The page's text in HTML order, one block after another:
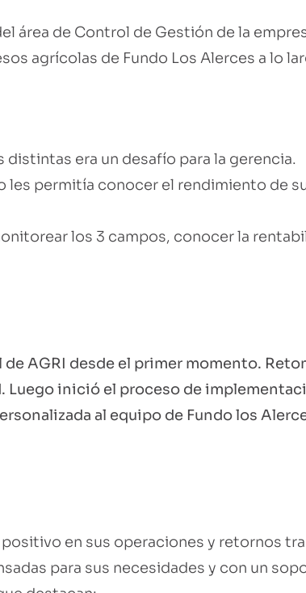
área de Control de Gestión de la
agrícolas de Fundo Los Alerces a lo
era un desafío para la gerencia.
les permitía conocer el rendimiento de
los 3 campos, conocer la
AGRI desde el primer momento.
Luego inició el proceso de
al equipo de Fundo los
en sus operaciones y retornos
para sus necesidades y con un